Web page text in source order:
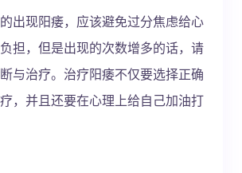
出现阳痿，应该避免过分焦虑给心
担，但是出现的次数增多的话，请
与治疗。治疗阳痿不仅要选择正确
，并且还要在心理上给自己加油打